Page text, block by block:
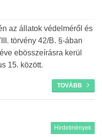
az állatok védelméről és
törvény 42/B. §-ában
ebösszeírásra kerül
15. között.
TOVÁBB
Hirdetmények